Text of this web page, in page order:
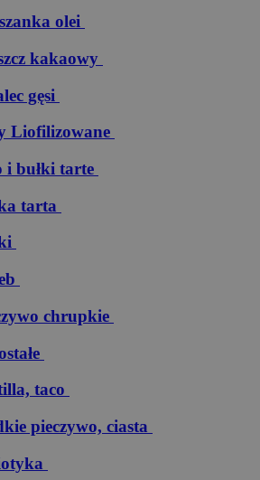
olei
kakaowy
gęsi
Liofilizowane
i bułki tarte
tarta
chrupkie
taco
pieczywo, ciasta